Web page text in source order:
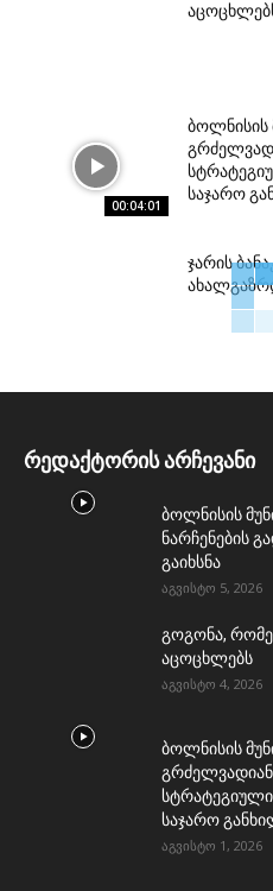
00:04:01
ბოლნისის
საჯარო
ჯარის
რედაქტორის არჩევანი
ბოლნისის
ნარჩენების
გაიხსნა
აგვისტო 5, 2026
გოგონა,
აცოცხლებს
აგვისტო 4, 2026
ბოლნისის
საჯარო
აგვისტო 1, 2026